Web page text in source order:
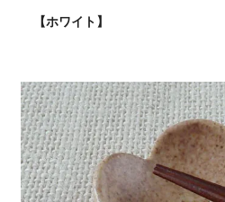
【ホワイト】